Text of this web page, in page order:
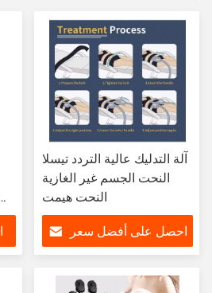
آلة التدليك عالية التردد تيسلا
النحت الجسم غير الغازية
النحت هيمت
احصل على أفضل سعر